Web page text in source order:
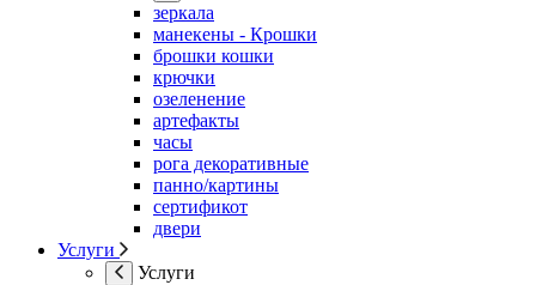
зеркала
манекены - Крошки
брошки кошки
крючки
озеленение
артефакты
часы
рога декоративные
панно/картины
сертификот
двери
Услуги
Услуги